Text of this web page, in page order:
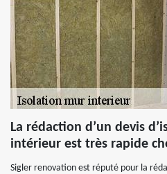
La rédaction d’un devis
intérieur est très rapide
Sigler renovation est réputé pour la